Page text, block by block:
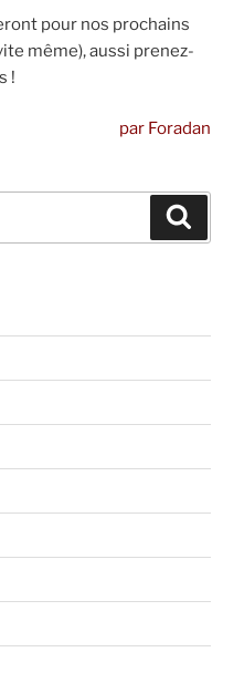
pour nos prochains
même), aussi prenez-
!
par Foradan